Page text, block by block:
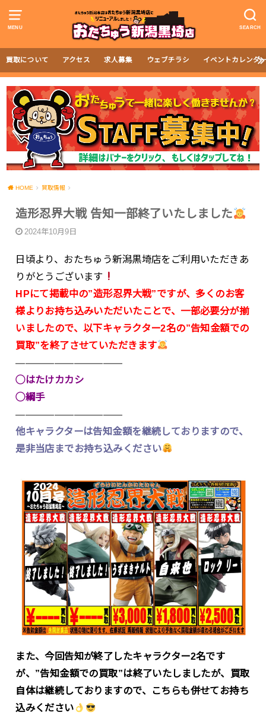
MENU SEARCH
買取について アクセス 求人募集 ウェブチラシ イベントカレンダ
HOME 買取情報
造形忍界大戦 告知一部終了いたしました
2024年10月9日
日頃より、おたちゅう新潟黒埼店をご利用いただきあ
りがとうございます
HPにて掲載中の”造形忍界大戦”ですが、多くのお客
様よりお持ち込みいただいたことで、一部必要分が揃
いましたので、以下キャラクター2名の”告知金額での
買取”を終了させていただきます
———————————
◯はたけカカシ
◯綱手
———————————
他キャラクターは告知金額を継続しておりますので、
是非当店までお持ち込みください
また、今回告知が終了したキャラクター2名です
が、”告知金額での買取”は終了いたしましたが、買取
自体は継続しておりますので、こちらも併せてお持ち
込みください